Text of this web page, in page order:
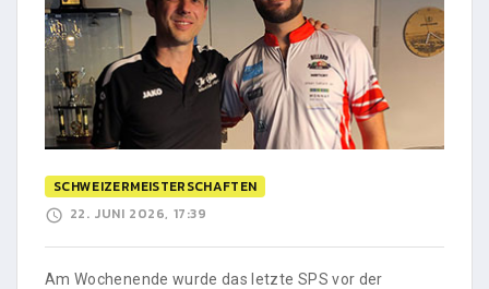
SCHWEIZERMEISTERSCHAFTEN
22. JUNI 2026, 17:39
Am Wochenende wurde das letzte SPS vor der